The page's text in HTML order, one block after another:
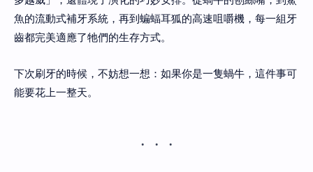
魚的流動式補牙系統，再到蝙蝠耳狐的高速咀嚼機，每一組牙
齒都完美適應了牠們的生存方式。
下次刷牙的時候，不妨想一想：如果你是一隻蝸牛，這件事可
能要花上一整天。